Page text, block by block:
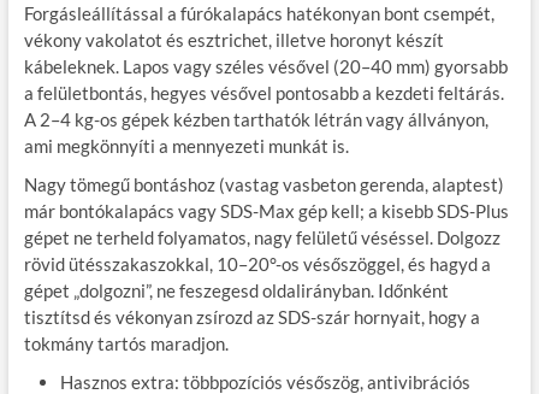
Forgásleállítással a fúrókalapács hatékonyan bont csempét,
vékony vakolatot és esztrichet, illetve horonyt készít
kábeleknek. Lapos vagy széles vésővel (20–40 mm) gyorsabb
a felületbontás, hegyes vésővel pontosabb a kezdeti feltárás.
A 2–4 kg-os gépek kézben tarthatók létrán vagy állványon,
ami megkönnyíti a mennyezeti munkát is.
Nagy tömegű bontáshoz (vastag vasbeton gerenda, alaptest)
már bontókalapács vagy SDS-Max gép kell; a kisebb SDS-Plus
gépet ne terheld folyamatos, nagy felületű véséssel. Dolgozz
rövid ütésszakaszokkal, 10–20°-os vésőszöggel, és hagyd a
gépet „dolgozni”, ne feszegesd oldalirányban. Időnként
tisztítsd és vékonyan zsírozd az SDS-szár hornyait, hogy a
tokmány tartós maradjon.
Hasznos extra: többpozíciós vésőszög, antivibrációs